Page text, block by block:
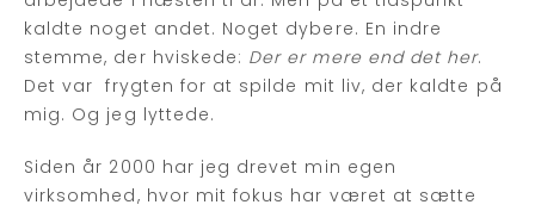
kaldte noget andet. Noget dybere. En indre
stemme, der hviskede: Der er mere end det her.
Det var frygten for at spilde mit liv, der kaldte på
mig. Og jeg lyttede.
Siden år 2000 har jeg drevet min egen
virksomhed, hvor mit fokus har været at sætte